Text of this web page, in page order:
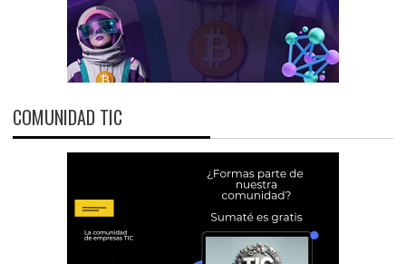
COMUNIDAD TIC